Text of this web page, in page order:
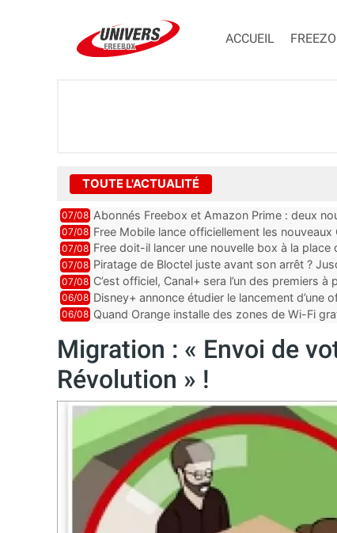
ACCUEIL
TOUTE L'ACTUALITÉ
07/08 Abonnés Freebox et Amazon Prime : deux
07/08 Free Mobile lance officiellement les
des promos et des cadeaux
07/08 Free doit-il lancer une nouvelle box à la place
07/08 Piratage de Bloctel juste avant son arrêt ?
auraient fuité
07/08 C’est officiel, Canal+ sera l’un des premiers
Vision 2
06/08 Disney+ annonce étudier le lancement d’une
06/08 Quand Orange installe des zones de Wi-Fi
Migration : « Envoi de
Révolution » !